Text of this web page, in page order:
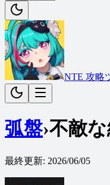
NTE 攻略
弧盤›不敵
最終更新: 2026/06/05